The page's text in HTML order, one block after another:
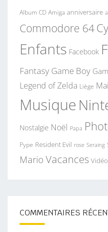
Album CD Amiga anniversaire
Commodore 64
Enfants Facebook
Fantasy Game Boy
Legend of Zelda Liège
Musique
Nostalgie Noël Papa
Pype Resident Evil rose Seraing
Mario Vacances
COMMENTAIRES